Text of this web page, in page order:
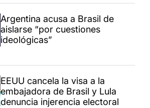
Argentina acusa a Brasil de
aislarse “por cuestiones
ideológicas”
EEUU cancela la visa a la
embajadora de Brasil y Lula
denuncia injerencia electoral